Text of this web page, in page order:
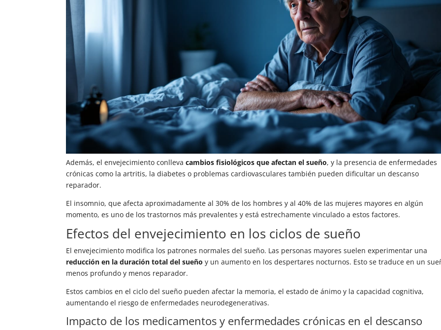
Además, el envejecimiento conllevacambios fisiológicos que afectan el sueño, y la presencia de enfermedades
crónicas como la artritis, la diabetes o problemas cardiovasculares también pueden dificultar un descanso
reparador.
El insomnio, que afecta aproximadamente al 30% de los hombres y al 40% de las mujeres mayores en algún
momento, es uno de los trastornos más prevalentes y está estrechamente vinculado a estos factores.
Efectos del envejecimiento en los ciclos de sueño
El envejecimiento modifica los patrones normales del sueño. Las personas mayores suelen experimentar una
reducción en la duración total del sueño y un aumento en los despertares nocturnos. Esto se traduce en un
menos profundo y menos reparador.
Estos cambios en el ciclo del sueño pueden afectar la memoria, el estado de ánimo y la capacidad cognitiva,
aumentando el riesgo de enfermedades neurodegenerativas.
Impacto de los medicamentos y enfermedades crónicas en el descanso